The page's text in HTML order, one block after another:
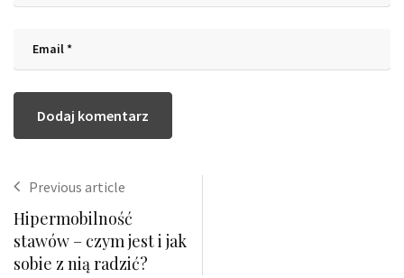
Previous article
Hipermobilność
stawów – czym jest i jak
sobie z nią radzić?